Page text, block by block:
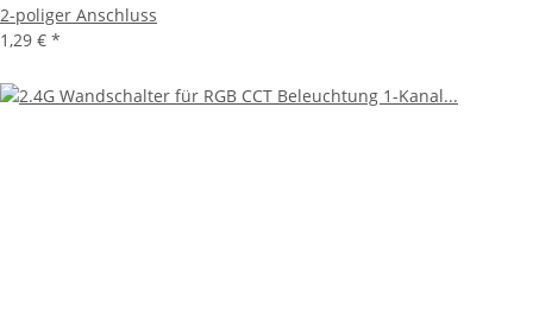
2-poliger Anschluss
1,29 € *